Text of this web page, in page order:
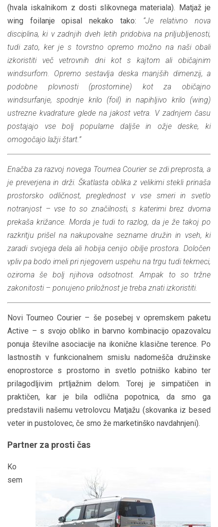
(hvala iskalnikom z dosti slikovnega materiala). Matjaž je
wing foilanje opisal nekako tako: “Je relativno nova
disciplina, ki v zadnjih dveh letih pridobiva na priljubljenosti,
tudi zato, ker je s tovrstno opremo možno na naši obali
izkoristiti več vetrovnih dni kot s kajtom ali običajnim
windsurfom. Opremo sestavlja deska manjših dimenzij, a
podobne plovnosti (prostornine) kot za običajno
windsurfanje, spodnje krilo (foil) in napihljivo krilo (wing)
ustrezne kvadrature glede na jakost vetra. V zadnjem času
postajajo vse bolj popularne daljše in ožje deske, ki
omogočajo lažji štart.”
Enačba za razvoj novega Tournea Courier se zdi preprosta, a
je preverjena in drži. Škatlasta oblika z velikimi stekli prinaša
prostorsko odličnost, preglednost v vse smeri in svetlo
notranjost – vse to so značilnosti, s katerimi brez dvoma
prekaša križance. Morda je tudi to razlog, da je že takoj po
razkritju prišel na nakupovalne sezname družin in vseh, ki
zaradi svojega dela ali hobija cenijo obilje prostora. Določen
vpliv pa bodo imeli pri njegovem uspehu na trgu tudi tekmeci,
oziroma še bolj njihova odsotnost. Ampak to so tržne
zakonitosti – ponujeno priložnost je treba znati izkoristiti.
Novi Tourneo Courier – še posebej v opremskem paketu
Active – s svojo obliko in barvno kombinacijo opazovalcu
ponuja številne asociacije na ikonične klasične terence. Po
lastnostih v funkcionalnem smislu nadomešča družinske
enoprostorce s prostorno in svetlo potniško kabino ter
prilagodljivim prtljažnim delom. Torej je simpatičen in
praktičen, kar je bila odlična popotnica, da smo ga
predstavili našemu vetrolovcu Matjažu (skovanka iz besed
veter in pustolovec, če smo že marketinško navdahnjeni).
Partner za prosti čas
Ko
sem